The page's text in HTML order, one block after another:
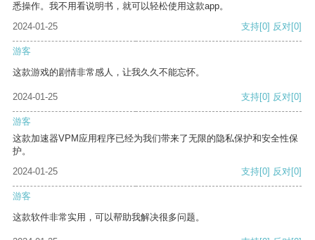
悉操作。我不用看说明书，就可以轻松使用这款app。
2024-01-25
支持[0] 反对[0]
游客
这款游戏的剧情非常感人，让我久久不能忘怀。
2024-01-25 支持[0] 反对[0]
游客
这款加速器VPM应用程序已经为我们带来了无限的隐私保护和安全性保
护。
2024-01-25
支持[0] 反对[0]
游客
这款软件非常实用，可以帮助我解决很多问题。